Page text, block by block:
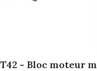
- Bloc moteur